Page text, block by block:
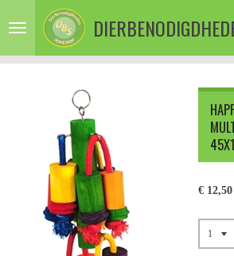
direct
de
€ 12,50